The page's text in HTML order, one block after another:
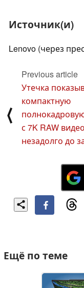
Источник(и)
Lenovo (через
⟨
Previous article
Утечка
компактную
с 7K RAW
незадолго до
Ещё по теме